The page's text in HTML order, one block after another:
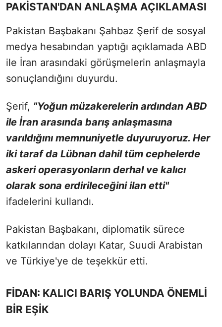
PAKİSTAN'DAN ANLAŞMA AÇIKLAMASI
Pakistan Başbakanı Şahbaz Şerif de sosyal
medya hesabından yaptığı açıklamada ABD
ile İran arasındaki görüşmelerin anlaşmayla
sonuçlandığını duyurdu.
Şerif, "Yoğun müzakerelerin ardından ABD
ile İran arasında barış anlaşmasına
varıldığını memnuniyetle duyuruyoruz. Her
iki taraf da Lübnan dahil tüm cephelerde
askeri operasyonların derhal ve kalıcı
olarak sona erdirileceğini ilan etti"
ifadelerini kullandı.
Pakistan Başbakanı, diplomatik sürece
katkılarından dolayı Katar, Suudi Arabistan
ve Türkiye'ye de teşekkür etti.
FİDAN: KALICI BARIŞ YOLUNDA ÖNEMLİ
BİR EŞİK